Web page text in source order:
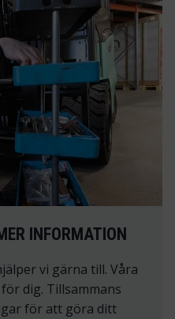
INFORMATION
vi gärna till. Våra
dig. Tillsammans
för att göra ditt